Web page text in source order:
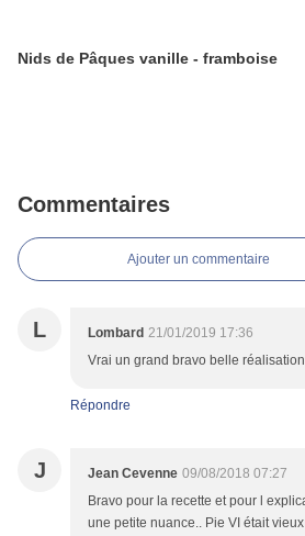
Nids de Pâques vanille - framboise
Commentaires
Ajouter un commentaire
L Lombard 21/01/2019 17:36
Vrai un grand bravo belle réalisation
Répondre
J Jean Cevenne 09/08/2018 07:27
Bravo pour la recette et pour l
une petite nuance.. Pie VI était